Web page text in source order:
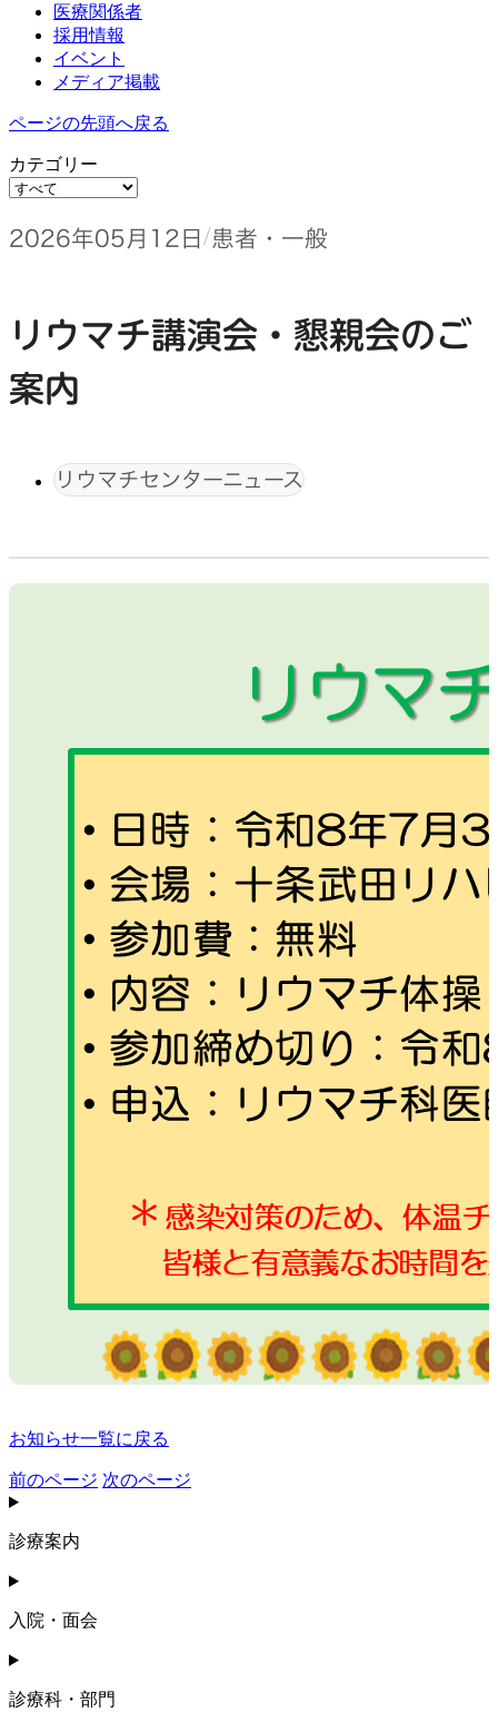
医療関係者
採用情報
イベント
メディア掲載
ページの先頭へ戻る
カテゴリー
2026年05月12日 /患者・一般
リウマチ講演会・懇親会のご
案内
リウマチセンターニュース
お知らせ一覧に戻る
前のページ 次のページ
診療案内
入院・面会
診療科・部門